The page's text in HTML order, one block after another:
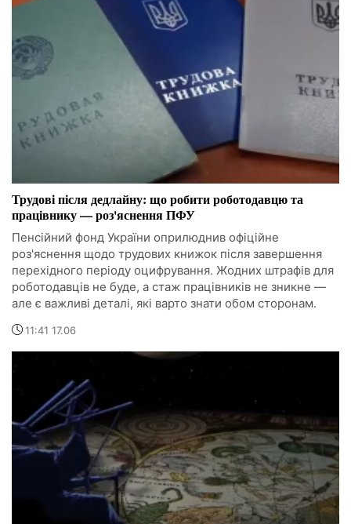
Трудові після дедлайну: що робити роботодавцю та
працівнику — роз'яснення ПФУ
Пенсійний фонд України оприлюднив офіційне
роз'яснення щодо трудових книжок після завершення
перехідного періоду оцифрування. Жодних штрафів для
роботодавців не буде, а стаж працівників не зникне —
але є важливі деталі, які варто знати обом сторонам.
11:41 17.06